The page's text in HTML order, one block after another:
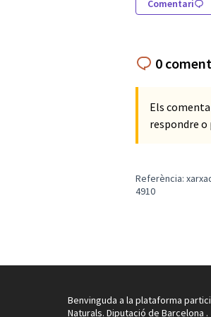
Comentari
0
Els
respondre o
Referència:
4910
Benvinguda a la plataforma
Naturals. Diputació de Barcelona .